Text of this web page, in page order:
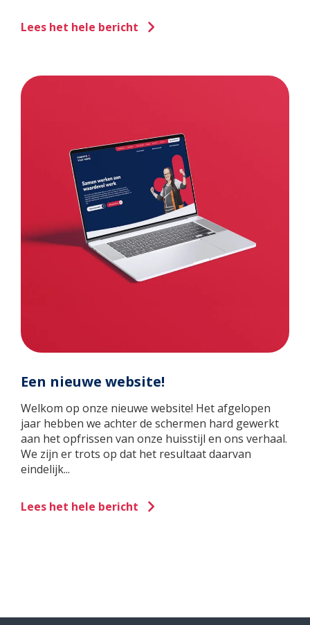
Lees het hele bericht
Een nieuwe website!
Welkom op onze nieuwe website! Het afgelopen
jaar hebben we achter de schermen hard gewerkt
aan het opfrissen van onze huisstijl en ons verhaal.
We zijn er trots op dat het resultaat daarvan
eindelijk...
Lees het hele bericht